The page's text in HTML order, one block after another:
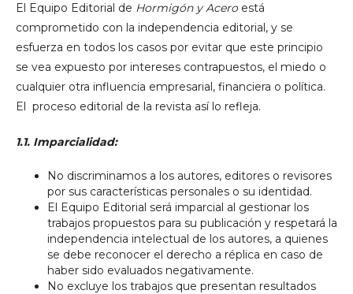
El Equipo Editorial de Hormigón y Aceroestá
comprometido con la independencia editorial, y se
esfuerza en todos los casos por evitar que este principio
se vea expuesto por intereses contrapuestos, el miedo o
cualquier otra influencia empresarial, financiera o política.
El proceso editorial de la revista así lo refleja.
1.1. Imparcialidad:
No discriminamos a los autores, editores o revisores
por sus características personales o su identidad.
El Equipo Editorial será imparcial al gestionar los
trabajos propuestos para su publicación y respetará la
independencia intelectual de los autores, a quienes
se debe reconocer el derecho a réplica en caso de
haber sido evaluados negativamente.
No excluye los trabajos que presentan resultados